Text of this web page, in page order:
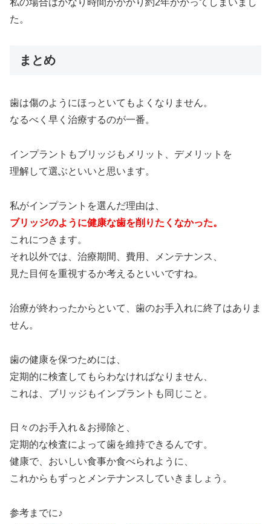
私の場合はかなり時間がかかり約2年かかってしまいまし
た。
まとめ
歯は傷のようにほっといてもよくなりません。
なるべく早く治療するのが一番。
インプラントもブリッジもメリット、デメリットを
理解して選ぶといいと思います。
私がインプラントを選んだ理由は、
ブリッジのように健康な歯を削りたくなかった。
これにつきます。
それ以外では、治療期間、費用、メンテナンス、
見た目何を重視するか考えるといいですね。
治療が終わったからといて、歯のお手入れに終了はありま
せん。
歯の健康を保つためには、
定期的に検査してもらわなければなりません、
これは、ブリッジもインプラントも同じこと。
日々のお手入れ＆お掃除と、
定期的な検査によって歯を維持できるんです。
健康で、おいしい食事か食べられように、
これからもずっとメンテナンスしていきましょう。
参考までに♪